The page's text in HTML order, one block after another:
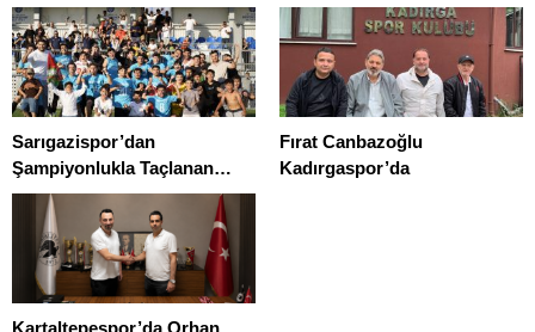
RAMAZAN AKARSU
SEZONU TAMAMLADI
Furkan Han Cörüt
Çukurspor’da
Sarıgazispor’dan
Şampiyonlukla Taçlanan
Muhteşem Sezon
Fırat Canbazoğlu
Kadırgaspor’da
Kartaltepespor’da Orhan